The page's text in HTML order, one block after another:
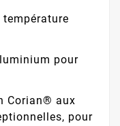
température
pour
Corian® aux
pour